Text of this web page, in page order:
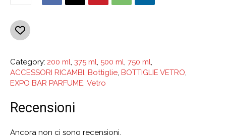
Category: 200 ml, 375 ml, 500 ml, 750 ml,
ACCESSORI RICAMBI, Bottiglie, BOTTIGLIE VETRO,
EXPO BAR PARFUME, Vetro
Recensioni
Ancora non ci sono recensioni.